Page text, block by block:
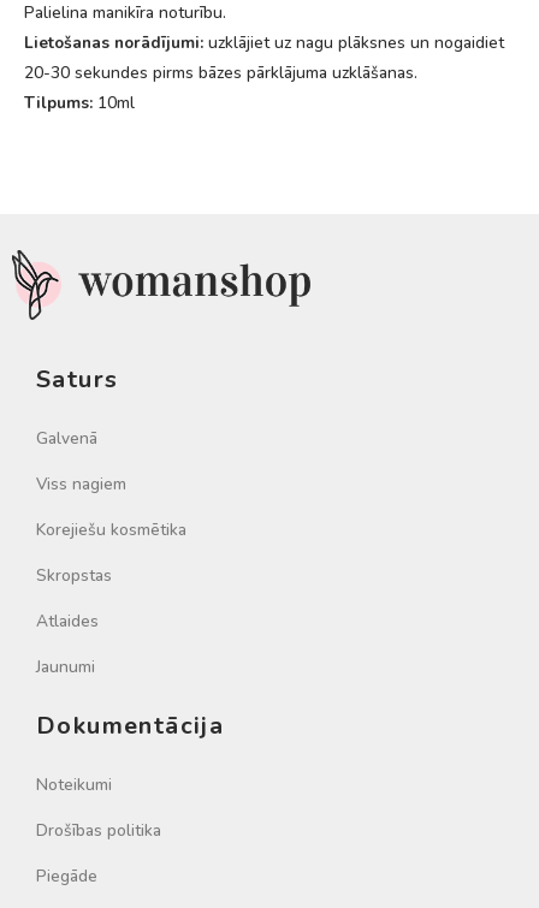
Palielina manikīra noturību.
Lietošanas norādījumi: uzklājiet uz nagu plāksnes un nogaidiet
20-30 sekundes pirms bāzes pārklājuma uzklāšanas.
Tilpums: 10ml
Saturs
Galvenā
Viss nagiem
Korejiešu kosmētika
Skropstas
Atlaides
Jaunumi
Dokumentācija
Noteikumi
Drošības politika
Piegāde